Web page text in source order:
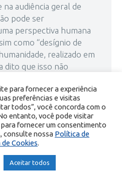
na audiência geral de
pode ser
perspectiva humana
como “desígnio de
realizado em
dito que isso não
uma…
com Cristo - Todos os direitos
para fornecer a experiência
preferências e visitas
todos”, você concorda com o
entanto, você pode visitar
fornecer um consentimento
consulte nossa Política de
Cookies.
Aceitar todos